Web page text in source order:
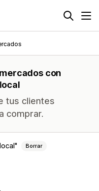
con
tus clientes
comprar.
Borrar